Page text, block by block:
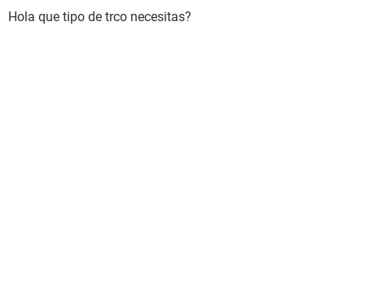
Hola que tipo de trco necesitas?